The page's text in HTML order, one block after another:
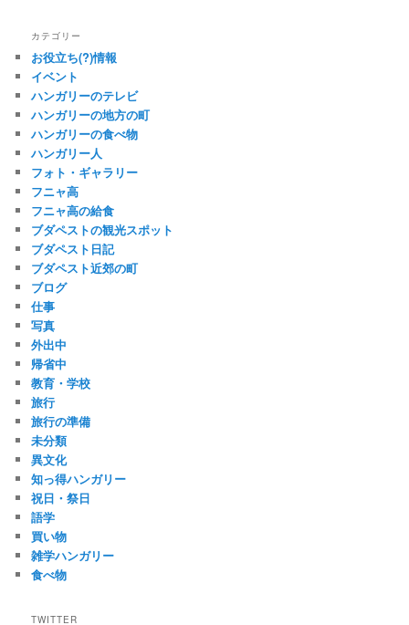
カテゴリー
お役立ち(?)情報
イベント
ハンガリーのテレビ
ハンガリーの地方の町
ハンガリーの食べ物
ハンガリー人
フォト・ギャラリー
フニャ高
フニャ高の給食
ブダペストの観光スポット
ブダペスト日記
ブダペスト近郊の町
ブログ
仕事
写真
外出中
帰省中
教育・学校
旅行
旅行の準備
未分類
異文化
知っ得ハンガリー
祝日・祭日
語学
買い物
雑学ハンガリー
食べ物
TWITTER